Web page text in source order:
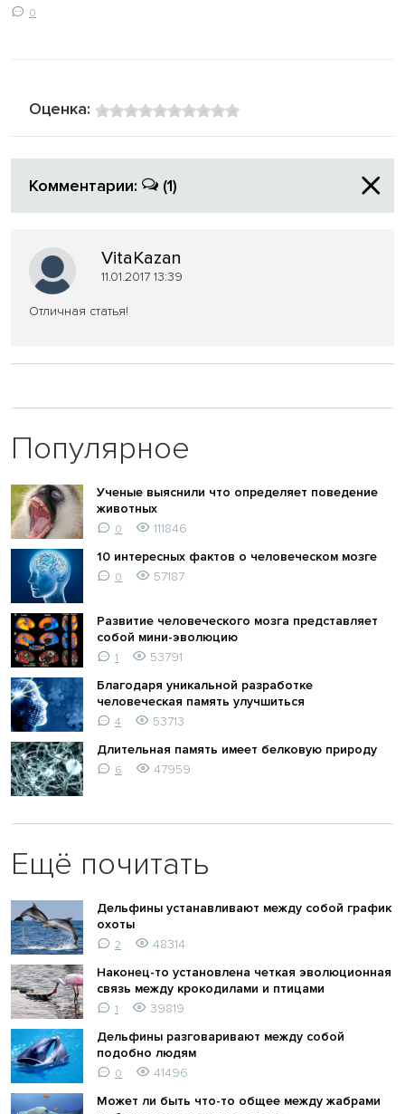
0
Оценка:
Комментарии: (1)
VitaKazan
11.01.2017 13:39
Отличная статья!
Популярное
Ученые выяснили что определяет поведение
животных
0
111846
10 интересных фактов о человеческом мозге
0 57187
Развитие человеческого мозга представляет
собой мини-эволюцию
1
53791
Благодаря уникальной разработке
человеческая память улучшиться
4
53713
Длительная память имеет белковую природу
6 47959
Ещё почитать
Дельфины устанавливают между собой график
охоты
2
48314
Наконец-то установлена четкая эволюционная
связь между крокодилами и птицами
1
39819
Дельфины разговаривают между собой
подобно людям
0
41496
Может ли быть что-то общее между жабрами